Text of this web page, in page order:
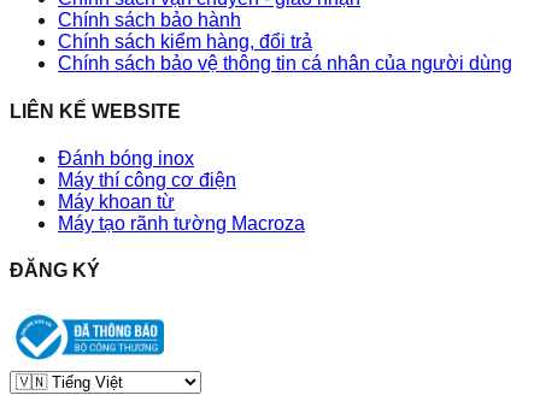
Chính sách bảo hành
Chính sách kiểm hàng, đổi trả
Chính sách bảo vệ thông tin cá nhân của người dùng
LIÊN KẾ WEBSITE
Đánh bóng inox
Máy thí công cơ điện
Máy khoan từ
Máy tạo rãnh tường Macroza
ĐĂNG KÝ